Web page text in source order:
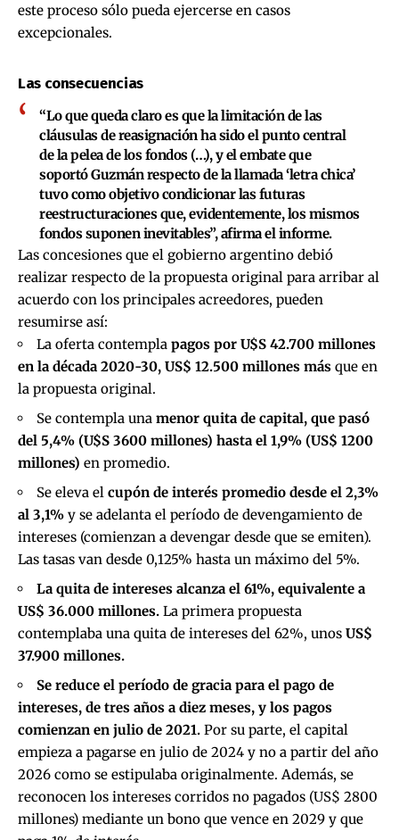
este proceso sólo pueda ejercerse en casos
excepcionales.
Las consecuencias
“Lo que queda claro es que la limitación de las
cláusulas de reasignación ha sido el punto central
de la pelea de los fondos (…), y el embate que
soportó Guzmán respecto de la llamada ‘letra chica’
tuvo como objetivo condicionar las futuras
reestructuraciones que, evidentemente, los mismos
fondos suponen inevitables”, afirma el informe.
Las concesiones que el gobierno argentino debió
realizar respecto de la propuesta original para arribar al
acuerdo con los principales acreedores, pueden
resumirse así:
La oferta contempla pagos por U$S 42.700 millones
en la década 2020-30, US$ 12.500 millones más que en
la propuesta original.
Se contempla una menor quita de capital, que pasó
del 5,4% (U$S 3600 millones) hasta el 1,9% (US$ 1200
millones) en promedio.
Se eleva el cupón de interés promedio desde el 2,3%
al 3,1% y se adelanta el período de devengamiento de
intereses (comienzan a devengar desde que se emiten).
Las tasas van desde 0,125% hasta un máximo del 5%.
La quita de intereses alcanza el 61%, equivalente a
US$ 36.000 millones. La primera propuesta
contemplaba una quita de intereses del 62%, unos US$
37.900 millones.
Se reduce el período de gracia para el pago de
intereses, de tres años a diez meses, y los pagos
comienzan en julio de 2021. Por su parte, el capital
empieza a pagarse en julio de 2024 y no a partir del año
2026 como se estipulaba originalmente. Además, se
reconocen los intereses corridos no pagados (US$ 2800
millones) mediante un bono que vence en 2029 y que